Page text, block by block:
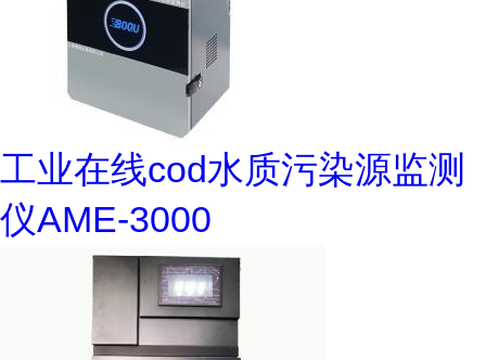
工业在线cod水质污染源监测
仪AME-3000